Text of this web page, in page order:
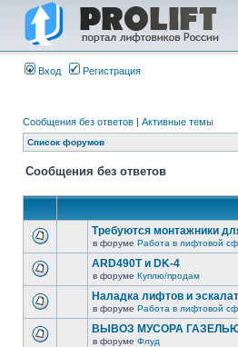
Вход Регистрация
Сообщения без ответов | Активные темы
Список форумов
Сообщения без ответов
Требуются монтажники
в форуме Работа в лифтовой
ARD490T и DK-4
в форуме Куплю/продам
Наладка лифтов и
в форуме Работа в лифтовой
ВЫВОЗ МУСОРА
в форуме Флуд